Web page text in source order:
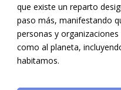
que existe un reparto
paso más, manifestando
personas y
como al planeta,
habitamos.